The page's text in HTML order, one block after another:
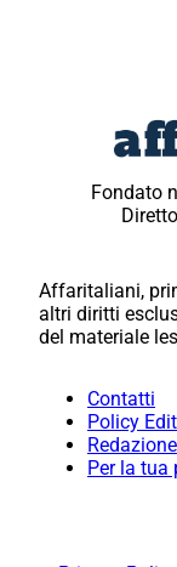
Fondato
Affaritaliani,
altri diritti
del materiale
Contatti
Policy
Redazione
Per la tua